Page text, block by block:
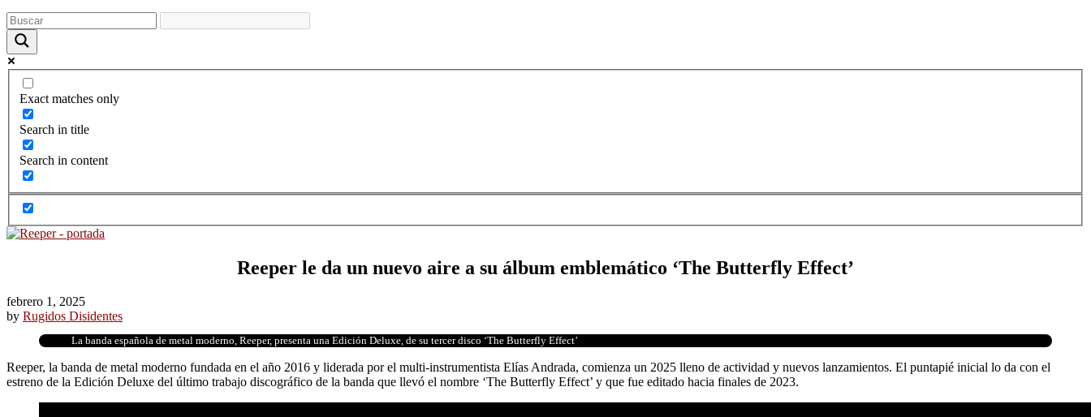
Exact matches only
Search in title
Search in content
Reeper le da un nuevo aire a su álbum emblemático ‘The Butterfly Effect’
febrero 1, 2025
by Rugidos Disidentes
La banda española de metal moderno, Reeper, presenta una Edición Deluxe, de su tercer disco ‘The Butterfly Effect’
Reeper, la banda de metal moderno fundada en el año 2016 y liderada por el multi-instrumentista Elías Andrada, comienza un 2025 lleno de actividad y nuevos lanzamientos. El puntapié inicial lo da con el
estreno de la Edición Deluxe del último trabajo discográfico de la banda que llevó el nombre ‘The Butterfly Effect’ y que fue editado hacia finales de 2023.